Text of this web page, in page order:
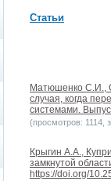
Статьи
Матюшенко С.И.,
случая, когда
системами.
(просмотров: 1114,
Крыгин А.А.,
замкнутой
https://doi.org/